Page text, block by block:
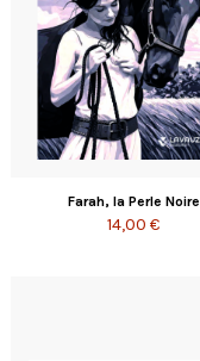
Farah, la Perle Noire
14,00 €